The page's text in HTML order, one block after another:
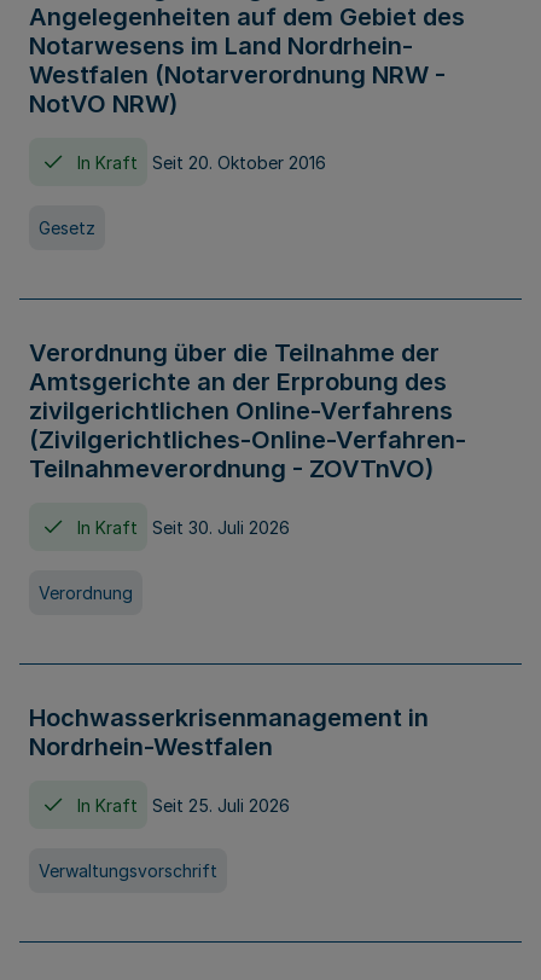
Angelegenheiten auf dem Gebiet des
Notarwesens im Land Nordrhein-
Westfalen (Notarverordnung NRW -
NotVO NRW)
In Kraft Seit 20. Oktober 2016
Gesetz
Verordnung über die Teilnahme der
Amtsgerichte an der Erprobung des
zivilgerichtlichen Online-Verfahrens
(Zivilgerichtliches-Online-Verfahren-
Teilnahmeverordnung - ZOVTnVO)
In Kraft Seit 30. Juli 2026
Verordnung
Hochwasserkrisenmanagement in
Nordrhein-Westfalen
In Kraft Seit 25. Juli 2026
Verwaltungsvorschrift